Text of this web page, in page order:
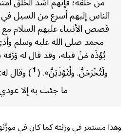
الناس إليهم أسرع من السيل في
قصص الأنبياء عليهم السلام
محمد صلى الله عليه وسلم
يُؤذَه مَنْ قبله، وقد قال له
ولَتُخْرَجَنَّ. ولُتْؤذَيَنَّ». (1) وقال
ما جئت به إلا
وهذا مستمر في ورثته كما كان في